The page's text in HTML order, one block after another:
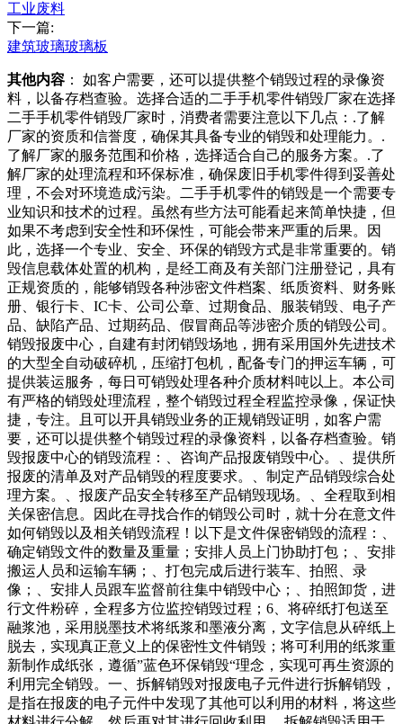
工业废料
下一篇:
建筑玻璃玻璃板
其他内容 ： 如客户需要，还可以提供整个销毁过程的录像资
料，以备存档查验。选择合适的二手手机零件销毁厂家在选择
二手手机零件销毁厂家时，消费者需要注意以下几点：.了解
厂家的资质和信誉度，确保其具备专业的销毁和处理能力。.
了解厂家的服务范围和价格，选择适合自己的服务方案。.了
解厂家的处理流程和环保标准，确保废旧手机零件得到妥善处
理，不会对环境造成污染。二手手机零件的销毁是一个需要专
业知识和技术的过程。虽然有些方法可能看起来简单快捷，但
如果不考虑到安全性和环保性，可能会带来严重的后果。因
此，选择一个专业、安全、环保的销毁方式是非常重要的。销
毁信息载体处置的机构，是经工商及有关部门注册登记，具有
正规资质的，能够销毁各种涉密文件档案、纸质资料、财务账
册、银行卡、IC卡、公司公章、过期食品、服装销毁、电子产
品、缺陷产品、过期药品、假冒商品等涉密介质的销毁公司。
销毁报废中心，自建有封闭销毁场地，拥有采用国外先进技术
的大型全自动破碎机，压缩打包机，配备专门的押运车辆，可
提供装运服务，每日可销毁处理各种介质材料吨以上。本公司
有严格的销毁处理流程，整个销毁过程全程监控录像，保证快
捷，专注。且可以开具销毁业务的正规销毁证明，如客户需
要，还可以提供整个销毁过程的录像资料，以备存档查验。销
毁报废中心的销毁流程：、咨询产品报废销毁中心。、提供所
报废的清单及对产品销毁的程度要求。、制定产品销毁综合处
理方案。、报废产品安全转移至产品销毁现场。、全程取到相
关保密信息。因此在寻找合作的销毁公司时，就十分在意文件
如何销毁以及相关销毁流程！以下是文件保密销毁的流程：、
确定销毁文件的数量及重量；安排人员上门协助打包；、安排
搬运人员和运输车辆；、打包完成后进行装车、拍照、录
像；、安排人员跟车监督前往集中销毁中心；、拍照卸货，进
行文件粉碎，全程多方位监控销毁过程；6、将碎纸打包送至
融浆池，采用脱墨技术将纸浆和墨液分离，文字信息从碎纸上
脱去，实现真正意义上的保密性文件销毁；将可利用的纸浆重
新制作成纸张，遵循”蓝色环保销毁“理念，实现可再生资源的
利用完全销毁。一、拆解销毁对报废电子元件进行拆解销毁，
是指在报废的电子元件中发现了其他可以利用的材料，将这些